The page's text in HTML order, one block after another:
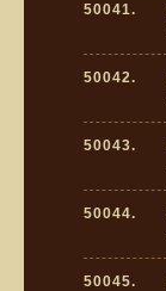
50041.
50042.
50043.
50044.
50045.